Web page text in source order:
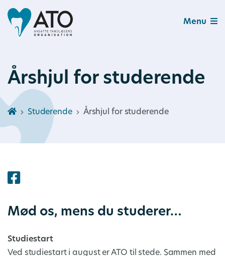
Menu
Årshjul for studerende
Studerende Årshjul for studerende
Mød os, mens du studerer…
Studiestart
Ved studiestart i august er ATO til stede. Sammen med